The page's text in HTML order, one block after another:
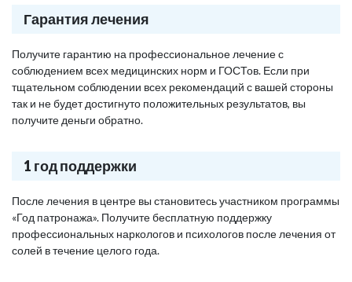
Гарантия лечения
Получите гарантию на профессиональное лечение с
соблюдением всех медицинских норм и ГОСТов. Если при
тщательном соблюдении всех рекомендаций с вашей стороны
так и не будет достигнуто положительных результатов, вы
получите деньги обратно.
1 год поддержки
После лечения в центре вы становитесь участником программы
«Год патронажа». Получите бесплатную поддержку
профессиональных наркологов и психологов после лечения от
солей в течение целого года.